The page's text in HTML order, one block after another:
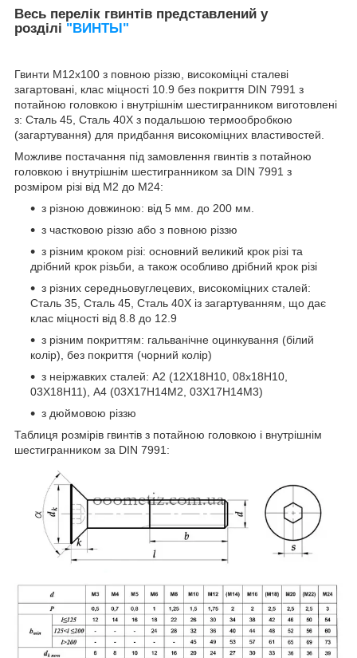
Весь перелік гвинтів представлений у
розділі "ВИНТЫ"
Гвинти М12х100 з повною різзю, високоміцні сталеві
загартовані, клас міцності 10.9 без покриття DIN 7991 з
потайною головкою і внутрішнім шестигранником виготовлені
з: Сталь 45, Сталь 40Х з подальшою термообробкою
(загартування) для придбання високоміцних властивостей.
Можливе постачання під замовлення гвинтів з потайною
головкою і внутрішнім шестигранником за DIN 7991 з
розміром різі від М2 до М24:
з різною довжиною: від 5 мм. до 200 мм.
з частковою різзю або з повною різзю
з різним кроком різі: основний великий крок різі та
дрібний крок різьби, а також особливо дрібний крок різі
з різних середньовуглецевих, високоміцних сталей:
Сталь 35, Сталь 45, Сталь 40Х із загартуванням, що дає
клас міцності від 8.8 до 12.9
з різним покриттям: гальванічне оцинкування (білий
колір), без покриття (чорний колір)
з неіржавких сталей: А2 (12Х18Н10, 08х18Н10,
03Х18Н11), А4 (03Х17Н14М2, 03Х17Н14М3)
з дюймовою різзю
Таблиця розмірів гвинтів з потайною головкою і внутрішнім
шестигранником за DIN 7991: